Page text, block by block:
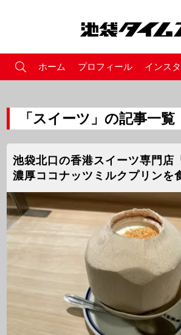
ホーム プロフィール インス
「スイーツ」の記事一覧
池袋北口の香港スイーツ専門店
濃厚ココナッツミルクプリンを